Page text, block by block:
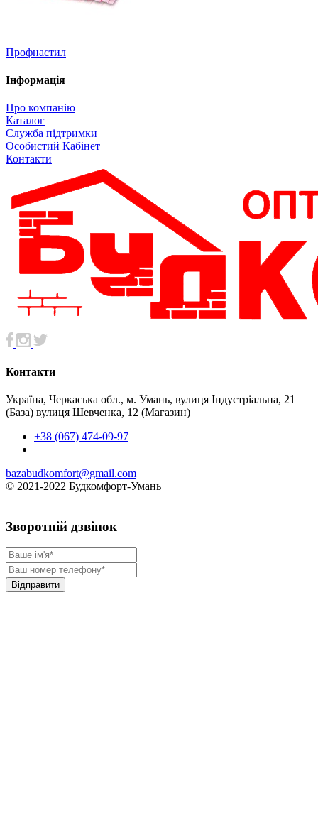
Профнастил
Інформація
Про компанію
Каталог
Служба підтримки
Особистий Кабінет
Контакти
Контакти
Україна, Черкаська обл., м. Умань, вулиця Індустріальна, 21
(База) вулиця Шевченка, 12 (Магазин)
+38 (067) 474-09-97
bazabudkomfort@gmail.com
© 2021-2022 Будкомфорт-Умань
Зворотній дзвінок